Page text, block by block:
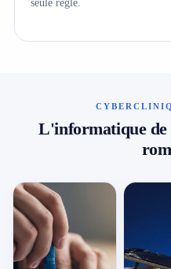
seule règle.
L'informatique de